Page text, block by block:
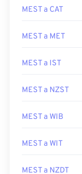
MEST a CAT
MEST a MET
MEST a IST
MEST a NZST
MEST a WIB
MEST a WIT
MEST a NZDT